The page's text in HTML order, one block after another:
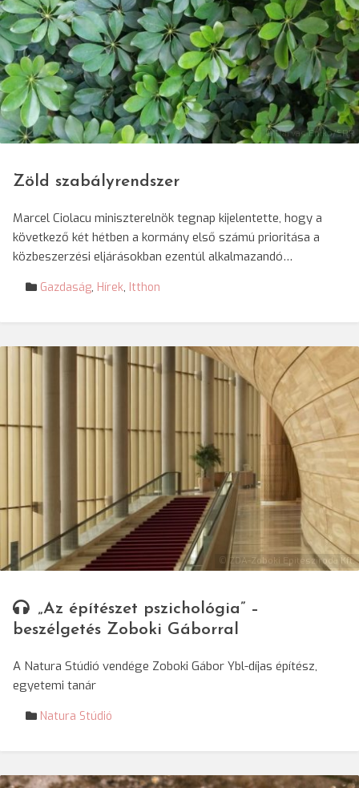
© Darvas Enikő/SRR
Zöld szabályrendszer
Marcel Ciolacu miniszterelnök tegnap kijelentette, hogy a
következő két hétben a kormány első számú prioritása a
közbeszerzési eljárásokban ezentúl alkalmazandó…
Gazdaság, Hírek, Itthon
© ZDA-Zoboki Építésziroda Kft.
„Az építészet pszichológia” –
beszélgetés Zoboki Gáborral
A Natura Stúdió vendége Zoboki Gábor Ybl-díjas építész,
egyetemi tanár
Natura Stúdió